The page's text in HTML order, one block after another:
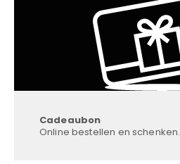
Cadeaubon
Online bestellen en schenken.